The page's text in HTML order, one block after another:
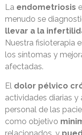
La endometriosis
menudo se
llevar a la
Nuestra fisioterapia
los síntomas y
afectadas.
El dolor pélvico
actividades diarias
personal de las
como objetivo
relacionados, y